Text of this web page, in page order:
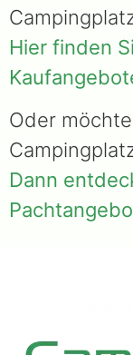
Hier finden
Oder
Dann